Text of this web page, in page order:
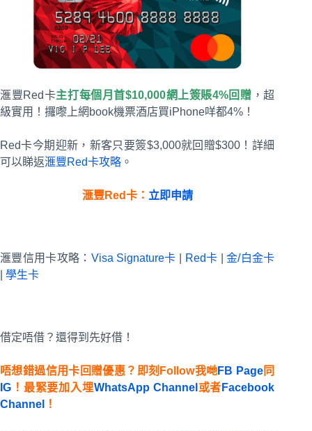
滙豐Red卡主打每個月首$10,000網上簽賬4%回贈 ，超
級實用！攞嚟上網book機票酒店買iPhone咩都4%！
Red卡今期迎新，新客只要簽$3,000就回贈$300！詳細
可以睇返滙豐Red卡攻略 。
滙豐Red卡： 立即申請
滙豐信用卡攻略： Visa Signature卡 Red卡
金/白金卡
學生卡
借定唔借？還得到先好借！
唔想錯過信用卡回贈優惠？即刻Follow我哋FB Page同
IG ！最緊要加入埋WhatsApp Channel 或者 Facebook
Channel
！